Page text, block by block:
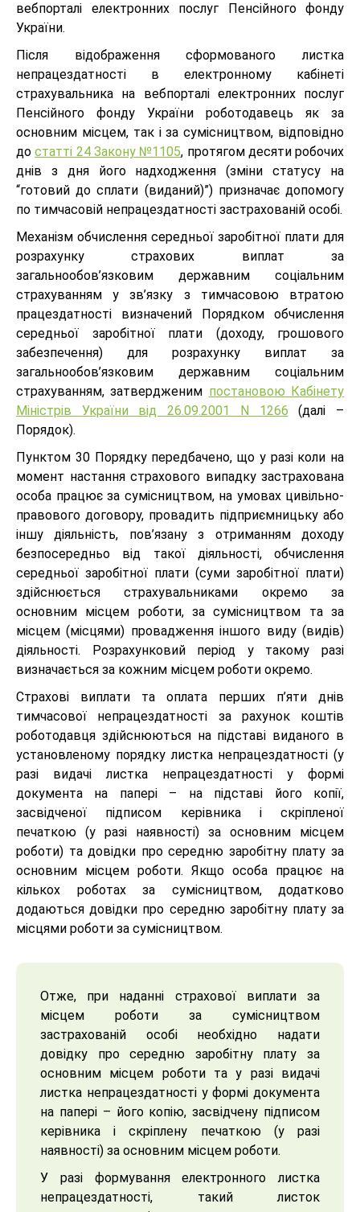
вебпорталі електронних послуг Пенсійного фонду
України.
Після відображення сформованого листка
непрацездатності в електронному кабінеті
страхувальника на вебпорталі електронних послуг
Пенсійного фонду України роботодавець як за
основним місцем, так і за сумісництвом, відповідно
достатті 24 Закону №1105, протягом десяти робочих
днів з дня його надходження (зміни статусу на
“готовий до сплати (виданий)”) призначає допомогу
по тимчасовій непрацездатності застрахованій особі.
Механізм обчислення середньої заробітної плати для
розрахунку страхових виплат за
загальнообов’язковим державним соціальним
страхуванням у зв’язку з тимчасовою втратою
працездатності визначений Порядком обчислення
середньої заробітної плати (доходу, грошового
забезпечення) для розрахунку виплат за
загальнообов’язковим державним соціальним
страхуванням, затвердженим постановою Кабінету
Міністрів України від 26.09.2001 N 1266 (далі –
Порядок).
Пунктом 30 Порядку передбачено, що у разі коли на
момент настання страхового випадку застрахована
особа працює за сумісництвом, на умовах цивільно-
правового договору, провадить підприємницьку або
іншу діяльність, пов’язану з отриманням доходу
безпосередньо від такої діяльності, обчислення
середньої заробітної плати (суми заробітної плати)
здійснюється страхувальниками окремо за
основним місцем роботи, за сумісництвом та за
місцем (місцями) провадження іншого виду (видів)
діяльності. Розрахунковий період у такому разі
визначається за кожним місцем роботи окремо.
Страхові виплати та оплата перших п’яти днів
тимчасової непрацездатності за рахунок коштів
роботодавця здійснюються на підставі виданого в
установленому порядку листка непрацездатності (у
разі видачі листка непрацездатності у формі
документа на папері – на підставі його копії,
засвідченої підписом керівника і скріпленої
печаткою (у разі наявності) за основним місцем
роботи) та довідки про середню заробітну плату за
основним місцем роботи. Якщо особа працює на
кількох роботах за сумісництвом, додатково
додаються довідки про середню заробітну плату за
місцями роботи за сумісництвом.
Отже, при наданні страхової виплати за
місцем роботи за сумісництвом
застрахованій особі необхідно надати
довідку про середню заробітну плату за
основним місцем роботи та у разі видачі
листка непрацездатності у формі документа
на папері – його копію, засвідчену підписом
керівника і скріплену печаткою (у разі
наявності) за основним місцем роботи.
У разі формування електронного листка
непрацездатності, такий листок